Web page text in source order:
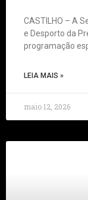
CASTILHO – A
e Desporto da
programação
LEIA MAIS »
maio 12, 2026